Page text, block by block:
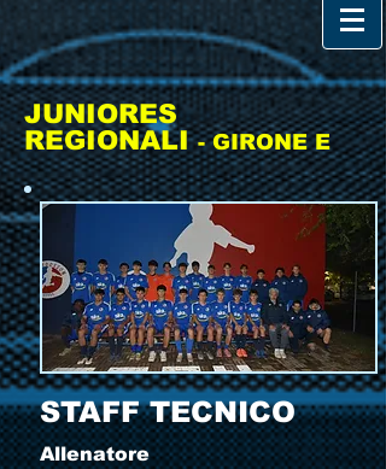
JUNIORES
REGIONALI- GIRONE E
STAFF TECNICO
Allenatore